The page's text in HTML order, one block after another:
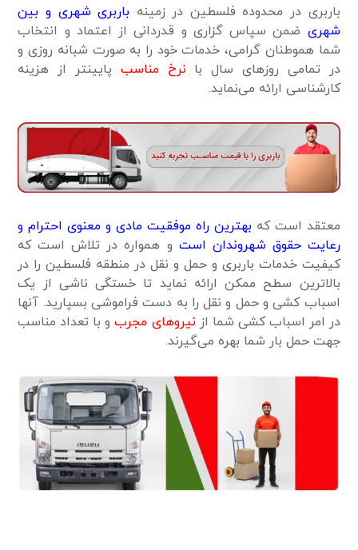
باربری در محدوده فلسطین در زمینه باربری شهری و بین
شهری ضمن سپاس گزاری و قدردانی از اعتماد و انتخاب
شما هموطنان گرامی، خدمات خود را به صورت شبانه روزی و
در تمامی روزهای سال با نرخ مناسب پایینتر از هزینه
کارشناسی ارائه می‌نماید.
معتقد است که بهترین راه موفقیت مادی و معنوی احترام و
رعایت حقوق شهروندان است و همواره در تلاش است که
کیفیت خدمات باربری و حمل و نقل در منطقه فلسطین را در
بالاترین سطح ممکن ارائه نماید تا خستگی ناشی از یک
اسباب کشی و حمل و نقل را به دست فراموشی بسپارید. آنها
در امر اسباب کشی شما از نیروهای مجربو با تعداد مناسب
جهت حمل بار شما بهره می‌گیرند.